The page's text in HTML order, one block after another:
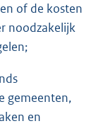
of de kosten
noodzakelijk
gemeenten,
en